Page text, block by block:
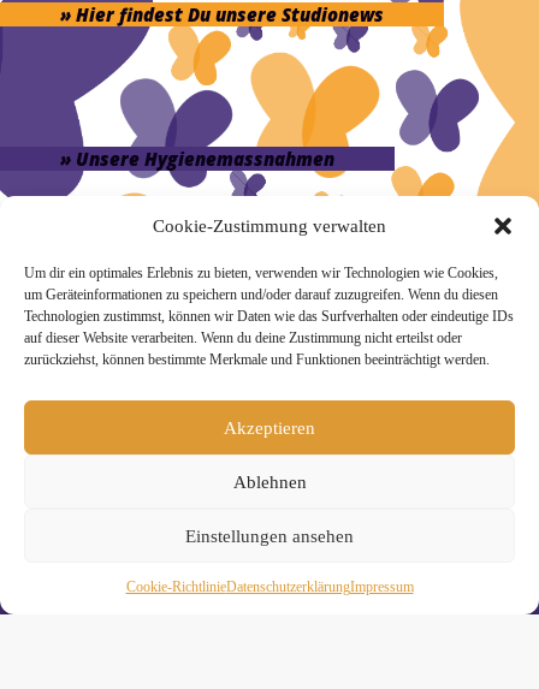
Cookie-Zustimmung verwalten
Um dir ein optimales Erlebnis zu bieten, verwenden wir Technologien wie Cookies,
um Geräteinformationen zu speichern und/oder darauf zuzugreifen. Wenn du diesen
Technologien zustimmst, können wir Daten wie das Surfverhalten oder eindeutige IDs
auf dieser Website verarbeiten. Wenn du deine Zustimmung nicht erteilst oder
zurückziehst, können bestimmte Merkmale und Funktionen beeinträchtigt werden.
Akzeptieren
Ablehnen
Einstellungen ansehen
Cookie-RichtlinieDaten­schutz­erklä­rungImpressum
» Hier findest Du unsere Studionews
» Unsere Hygienemassnahmen
Melde Dich hier zum Yogimotion Newsletter an:
Wenn Du magst, schicke ich Dir ungefähr monatlich Infos zu
aktuellen Kursen und Workshops bei Yogimotion. Du kannst
Datenschutzerklärung